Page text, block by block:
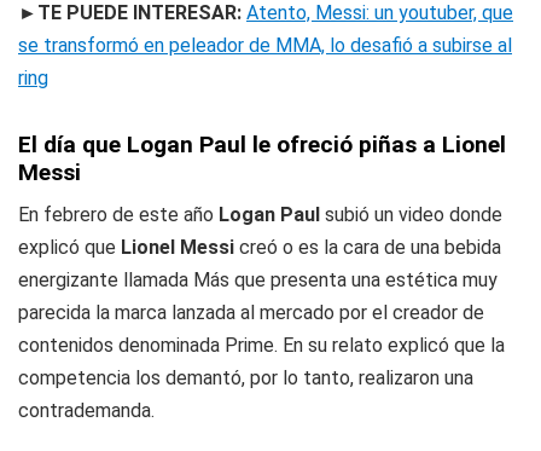
►TE PUEDE INTERESAR: Atento, Messi: un youtuber, que
se transformó en peleador de MMA, lo desafió a subirse al
ring
El día que Logan Paul le ofreció piñas a Lionel
Messi
En febrero de este año Logan Paul subió un video donde
explicó que Lionel Messi creó o es la cara de una bebida
energizante llamada Más que presenta una estética muy
parecida la marca lanzada al mercado por el creador de
contenidos denominada Prime. En su relato explicó que la
competencia los demantó, por lo tanto, realizaron una
contrademanda.